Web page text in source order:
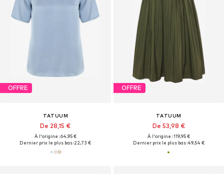
OFFRE
TATUUM
De 28,15 €
À l'origine : 64,95 €
Dernier prix le plus bas :22,73 €
OFFRE
TATUUM
De 53,98 €
À l'origine : 119,95 €
Dernier prix le plus bas :49,54 €